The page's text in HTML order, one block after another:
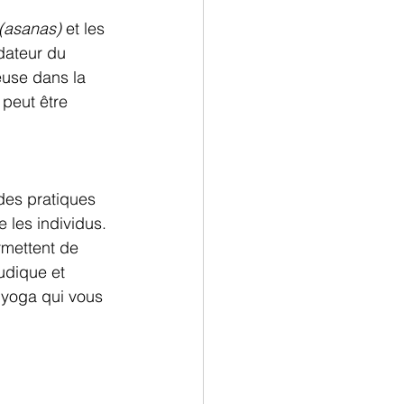
et les
du
dans la
être
pratiques
les individus.
de
et
qui vous